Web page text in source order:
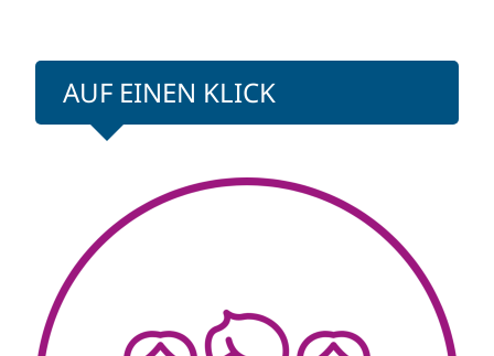
AUF EINEN KLICK